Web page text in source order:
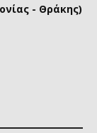
- Θράκης)